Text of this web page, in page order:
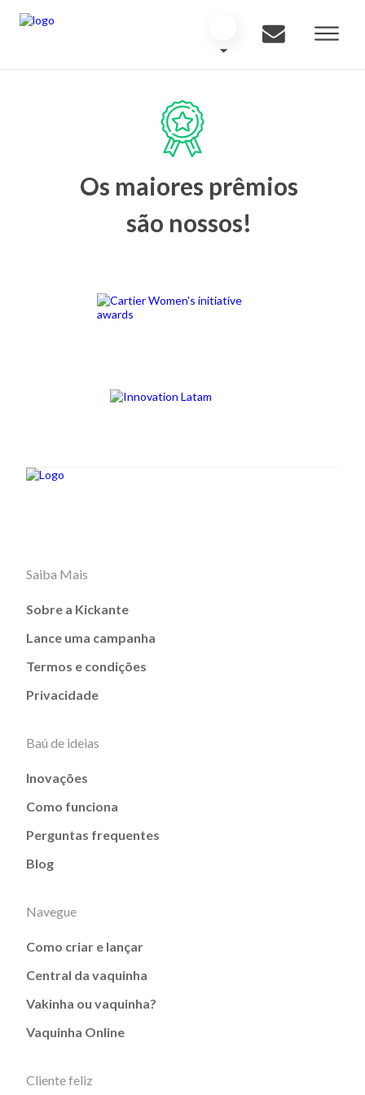
Os maiores prêmios
são nossos!
Saiba Mais
Sobre a Kickante
Lance uma campanha
Termos e condições
Privacidade
Baú de ideias
Inovações
Como funciona
Perguntas frequentes
Blog
Navegue
Como criar e lançar
Central da vaquinha
Vakinha ou vaquinha?
Vaquinha Online
Cliente feliz